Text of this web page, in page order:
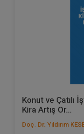
Konut ve Çatılı
Kira Artış Or...
Doç. Dr. Yıldırım